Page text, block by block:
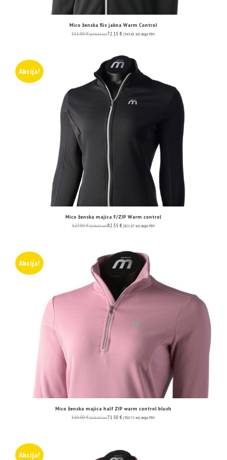
Mico ženska flis jakna Warm Control
111.00€ (836.33 kn) 72.15 € (543.61 kn) uključ. PDV
Akcija!
Mico ženska majica F/ZIP Warm control
127.00€ (956.88 kn) 82.55 € (621.97 kn) uključ. PDV
Akcija!
Mico ženska majica half ZIP warm control blush
110.00€ (828.80 kn) 71.50 € (538.72 kn) uključ. PDV
Akcija!